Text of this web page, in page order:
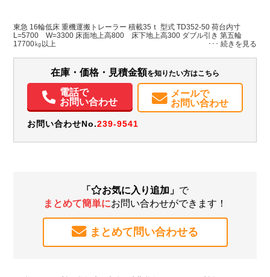
H:1,830
東急 16輪低床 重機運搬トレーラー 積載35ｔ 型式 TD352-50 荷台内寸
L=5700 W=3300 床面地上高800 床下地上高300 ダブル引き 第五輪
17700㎏以上
在庫・価格・見積金額を知りたい方はこちら
電話で
お問い合わせ
メールで
お問い合わせ
お問い合わせNo.239-9541
「 お気に入り追加」 で
まとめて簡単にお問い合わせができます！
まとめて問い合わせる